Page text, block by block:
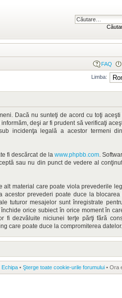
FAQ
Limba:
Dacă nu sunteţi de acord cu toţi aceşti
deşi ar fi prudent să verificaţi
incidenţa legală a acestor termeni
fi descărcat de la www.phpbb.com.
sau nu din punct de vedere al
alt material care poate viola prevederile
acestor prevederi poate duce la
tuturor mesajelor sunt înregistrate
orice subiect în orice moment în
dezvăluite niciunei terţe părţi fără
care poate duce la compromiterea datelor.
Echipa • Şterge toate cookie-urile forumului • Ora